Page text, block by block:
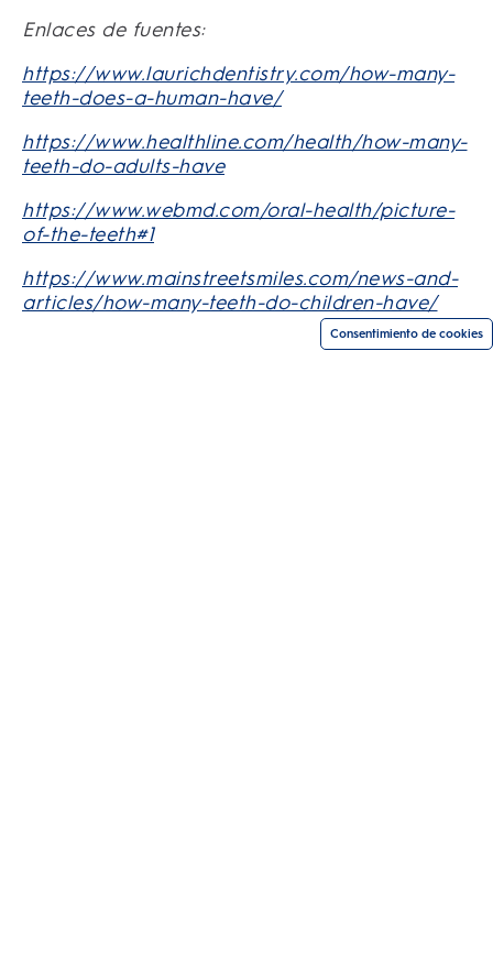
Enlaces de fuentes:
https://www.laurichdentistry.com/how-many-
teeth-does-a-human-have/
https://www.healthline.com/health/how-many-
teeth-do-adults-have
https://www.webmd.com/oral-health/picture-
of-the-teeth#1
https://www.mainstreetsmiles.com/news-and-
articles/how-many-teeth-do-children-have/
Consentimiento de cookies